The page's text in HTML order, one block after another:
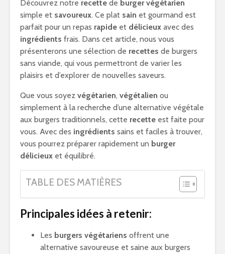
Découvrez notre recette de burger végétarien
simple et savoureux. Ce plat sain et gourmand est
parfait pour un repas rapide et délicieux avec des
ingrédients frais. Dans cet article, nous vous
présenterons une sélection de recettes de burgers
sans viande, qui vous permettront de varier les
plaisirs et d’explorer de nouvelles saveurs.
Que vous soyez végétarien, végétalien ou
simplement à la recherche d’une alternative végétale
aux burgers traditionnels, cette recette est faite pour
vous. Avec des ingrédients sains et faciles à trouver,
vous pourrez préparer rapidement un burger
délicieux et équilibré.
TABLE DES MATIÈRES
Principales idées à retenir:
Les burgers végétariens offrent une
alternative savoureuse et saine aux burgers